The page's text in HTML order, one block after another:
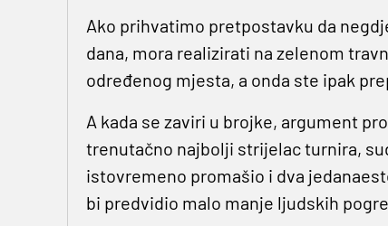
Ako prihvatimo pretpostavku da
dana, mora realizirati na zelenom
određenog mjesta, a onda ste ipak
A kada se zaviri u brojke, argument
trenutačno najbolji strijelac turnira,
istovremeno promašio i dva
bi predvidio malo manje ljudskih